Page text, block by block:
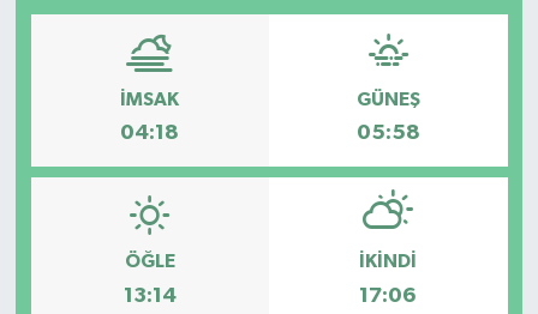
İMSAK
04:18
GÜNEŞ
05:58
ÖĞLE
13:14
İKINDI
17:06